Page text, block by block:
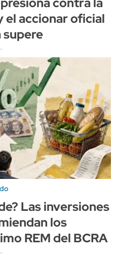
el accionar oficial
supere
Las inversiones
los
REM del BCRA